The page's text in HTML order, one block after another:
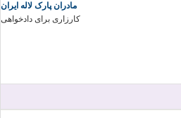
مادران پارک لاله ایران
کارزاری برای دادخواهی